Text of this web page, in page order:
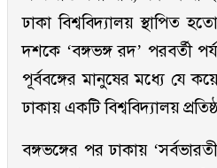
ঢাকা বিশ্ববিদ্যালয় স্থাপিত
দশকে ‘বঙ্গভঙ্গ রদ’ পরবর্তী
পূর্ববঙ্গের মানুষের মধ্যে যে
ঢাকায় একটি বিশ্ববিদ্যালয়
বঙ্গভঙ্গের পর ঢাকায়